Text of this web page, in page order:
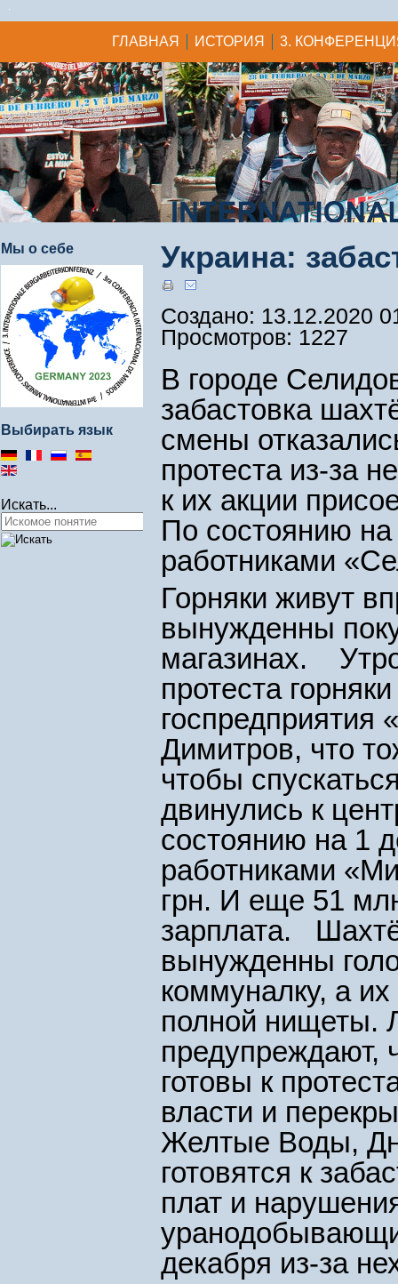
ГЛАВНАЯ ИСТОРИЯ 3.
Мы о себе
Выбирать язык
Искать...
Украина:
Создано: 13.12.2020
Просмотров: 1227
В городе
забастовка
смены
протеста из-за
к их акции
По состоянию на
работниками
Горняки живут
вынужденны
магазинах.
протеста
госпредприятия
Димитров, что
чтобы
двинулись к
состоянию на 1
работниками
грн. И еще 51
зарплата.
вынужденны
коммуналку, а
полной нищеты.
предупреждают,
готовы к
власти и
Желтые Воды,
готовятся к
плат и
декабря из-за